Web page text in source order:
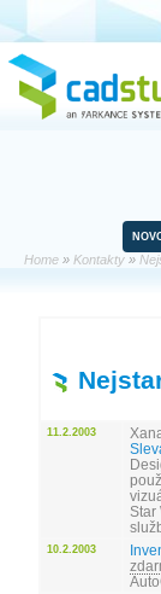
Home » Kontakty »
11.2.2003
Star
10.2.2003